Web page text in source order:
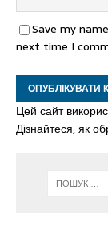
Save my
next time I
Цей сайт
Дізнайтеся, як